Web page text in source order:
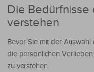
Die
verstehen
Bevor Sie mit der
die persönlichen
zu verstehen.